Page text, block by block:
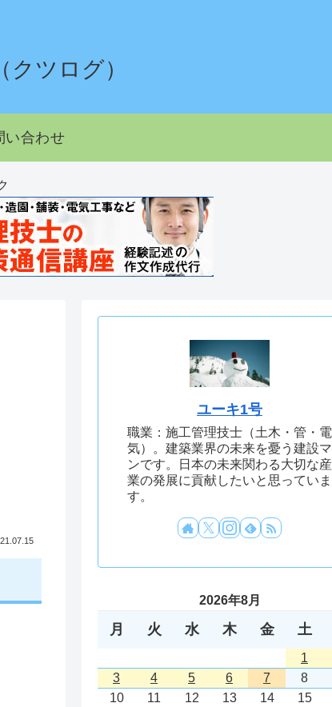
ツログ）
い合わせ
ユーキ1号
職業：施工管理技士（土木・管・電
気）。建築業界の未来を憂う建設マ
ンです。日本の未来関わる大切な産
業の発展に貢献したいと思っていま
す。
2026年8月
月 火 水 木 金 土
1
3
4 5 6 7 8
10
11 12 13 14 15